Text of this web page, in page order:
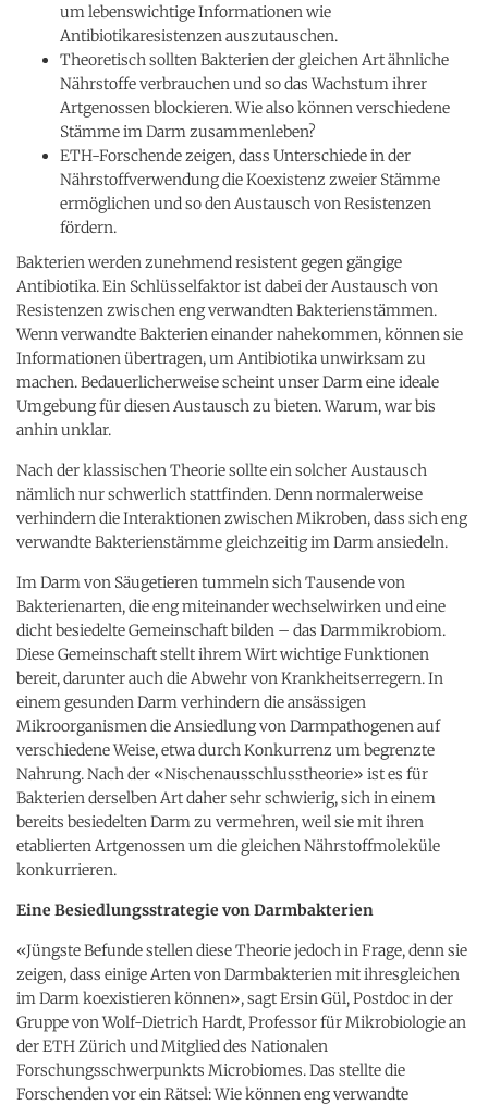
um lebenswichtige Informationen wie
Antibiotikaresistenzen auszutauschen.
Theoretisch sollten Bakterien der gleichen Art ähnliche
Nährstoffe verbrauchen und so das Wachstum ihrer
Artgenossen blockieren. Wie also können verschiedene
Stämme im Darm zusammenleben?
ETH-​Forschende zeigen, dass Unterschiede in der
Nährstoffverwendung die Koexistenz zweier Stämme
ermöglichen und so den Austausch von Resistenzen
fördern.
Bakterien werden zunehmend resistent gegen gängige
Antibiotika. Ein Schlüsselfaktor ist dabei der Austausch von
Resistenzen zwischen eng verwandten Bakterienstämmen.
Wenn verwandte Bakterien einander nahekommen, können sie
Informationen übertragen, um Antibiotika unwirksam zu
machen. Bedauerlicherweise scheint unser Darm eine ideale
Umgebung für diesen Austausch zu bieten. Warum, war bis
anhin unklar.
Nach der klassischen Theorie sollte ein solcher Austausch
nämlich nur schwerlich stattfinden. Denn normalerweise
verhindern die Interaktionen zwischen Mikroben, dass sich eng
verwandte Bakterienstämme gleichzeitig im Darm ansiedeln.
Im Darm von Säugetieren tummeln sich Tausende von
Bakterienarten, die eng miteinander wechselwirken und eine
dicht besiedelte Gemeinschaft bilden – das Darmmikrobiom.
Diese Gemeinschaft stellt ihrem Wirt wichtige Funktionen
bereit, darunter auch die Abwehr von Krankheitserregern. In
einem gesunden Darm verhindern die ansässigen
Mikroorganismen die Ansiedlung von Darmpathogenen auf
verschiedene Weise, etwa durch Konkurrenz um begrenzte
Nahrung. Nach der «Nischenausschlusstheorie» ist es für
Bakterien derselben Art daher sehr schwierig, sich in einem
bereits besiedelten Darm zu vermehren, weil sie mit ihren
etablierten Artgenossen um die gleichen Nährstoffmoleküle
konkurrieren.
Eine Besiedlungsstrategie von Darmbakterien
«Jüngste Befunde stellen diese Theorie jedoch in Frage, denn sie
zeigen, dass einige Arten von Darmbakterien mit ihresgleichen
im Darm koexistieren können», sagt Ersin Gül, Postdoc in der
Gruppe von Wolf-​Dietrich Hardt, Professor für Mikrobiologie an
der ETH Zürich und Mitglied des Nationalen
Forschungsschwerpunkts Microbiomes. Das stellte die
Forschenden vor ein Rätsel: Wie können eng verwandte